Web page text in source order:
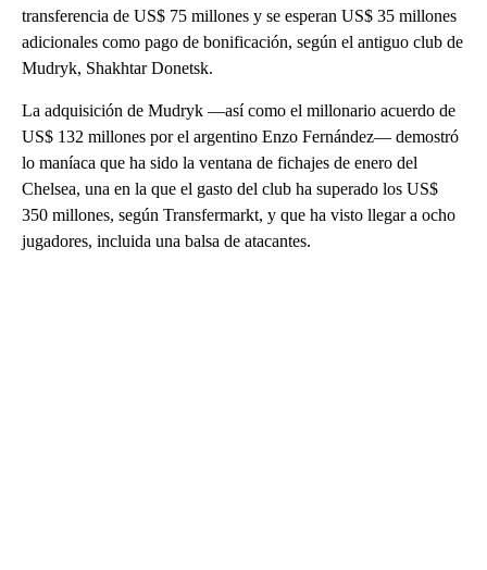
transferencia de US$ 75 millones y se esperan US$ 35 millones
adicionales como pago de bonificación, según el antiguo club de
Mudryk, Shakhtar Donetsk.
La adquisición de Mudryk —así como el millonario acuerdo de
US$ 132 millones por el argentino Enzo Fernández— demostró
lo maníaca que ha sido la ventana de fichajes de enero del
Chelsea, una en la que el gasto del club ha superado los US$
350 millones, según Transfermarkt, y que ha visto llegar a ocho
jugadores, incluida una balsa de atacantes.